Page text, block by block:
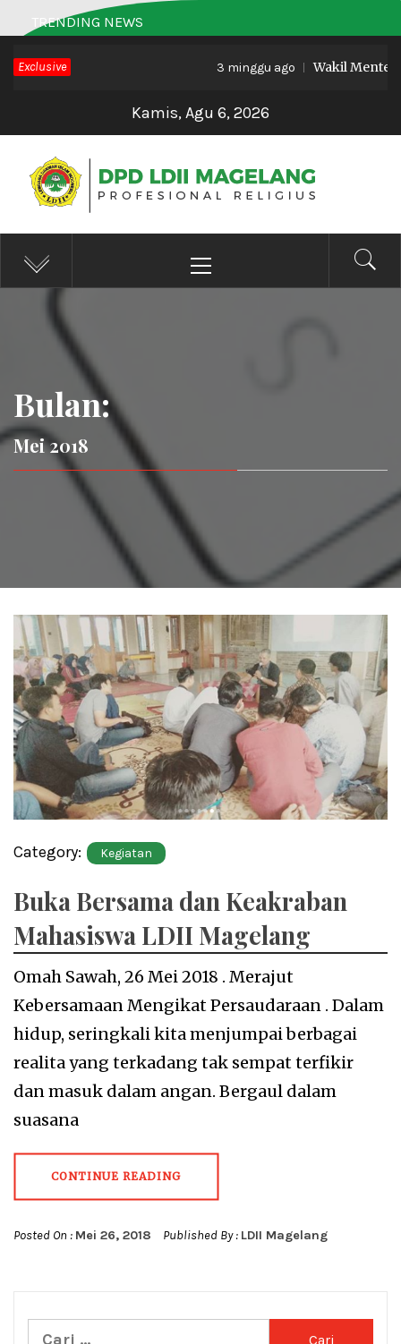
to
content
TRENDING NEWS
Exclusive 3 minggu ago Wakil Menteri
Kamis, Agu 6, 2026
DPD LDII MAGELANG
Profesional Religius
Menu
Bulan:
Mei 2018
Category: Kegiatan
Buka Bersama dan Keakraban
Mahasiswa LDII Magelang
Omah Sawah, 26 Mei 2018 . Merajut
Kebersamaan Mengikat Persaudaraan . Dalam
hidup, seringkali kita menjumpai berbagai
realita yang terkadang tak sempat terfikir
dan masuk dalam angan. Bergaul dalam
suasana
CONTINUE READING
Posted On : Mei 26, 2018 Published By : LDII Magelang
Cari